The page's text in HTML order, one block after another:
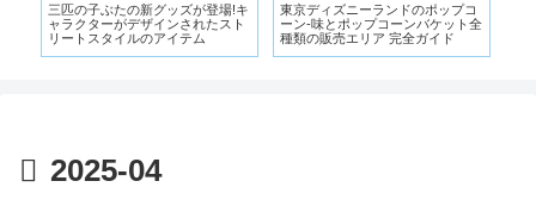
三匹の子ぶたの新グッズが登場!キ
ャラクターがデザインされたスト
リートスタイルのアイテム
東京ディズニーランドのポップコ
ーン-味とポップコーンバケット全
種類の販売エリア 完全ガイド
2025-04